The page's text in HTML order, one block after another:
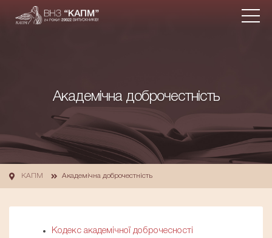
Академічна доброчестність
КАПМ Академічна доброчестність
Кодекс академічної доброчесності